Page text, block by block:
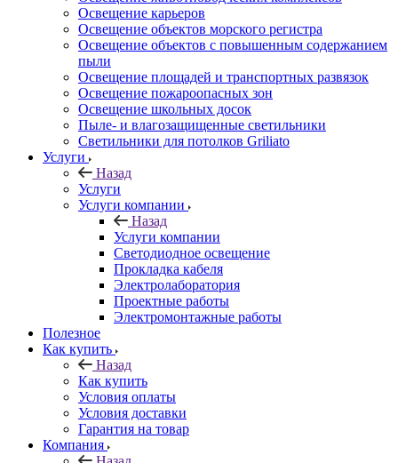
Освещение карьеров
Освещение объектов морского регистра
Освещение объектов с повышенным содержанием
пыли
Освещение площадей и транспортных развязок
Освещение пожароопасных зон
Освещение школьных досок
Пыле- и влагозащищенные светильники
Светильники для потолков Griliato
Услуги
Назад
Услуги
Услуги компании
Назад
Услуги компании
Светодиодное освещение
Прокладка кабеля
Электролаборатория
Проектные работы
Электромонтажные работы
Полезное
Как купить
Назад
Как купить
Условия оплаты
Условия доставки
Гарантия на товар
Компания